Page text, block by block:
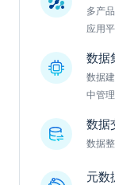
多产
应用
数据
数据
中管理
数据
数据
元数